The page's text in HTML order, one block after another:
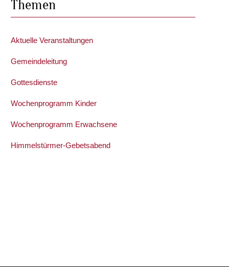
Themen
Aktuelle Veranstaltungen
Gemeindeleitung
Gottesdienste
Wochenprogramm Kinder
Wochenprogramm Erwachsene
Himmelstürmer-Gebetsabend